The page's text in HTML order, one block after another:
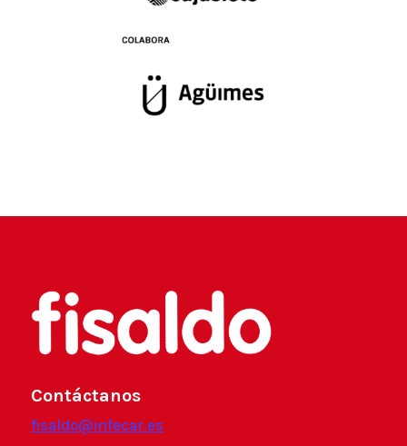
Contáctanos
fisaldo@infecar.es